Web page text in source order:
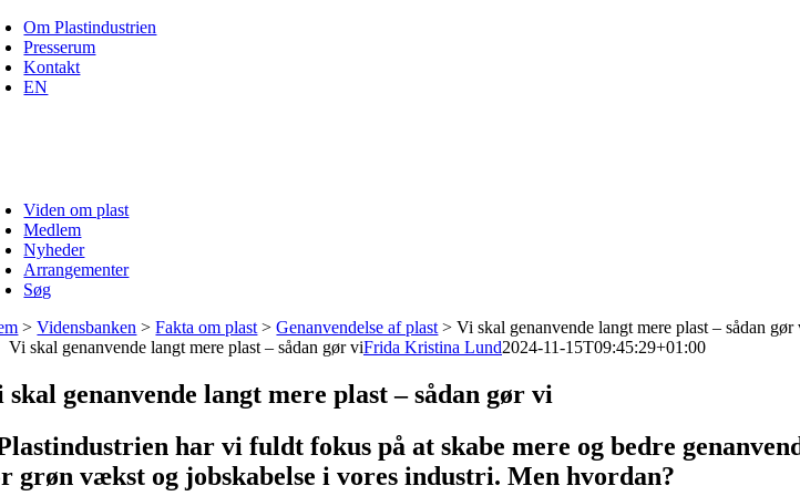
Skip
to
content
Om Plastindustrien
Presserum
Kontakt
EN
Viden om plast
Medlem
Nyheder
Arrangementer
Søg
>Vidensbanken >Fakta om plast >Genanvendelse af plast >Vi skal genanvende langt mere plast – sådan gør
Vi skal genanvende langt mere plast – sådan gør viFrida Kristina Lund2024-11-15T09:45:29+01:00
skal genanvende langt mere plast – sådan gør vi
har vi fuldt fokus på at skabe mere og bedre
grøn vækst og jobskabelse i vores industri. Men hvordan?